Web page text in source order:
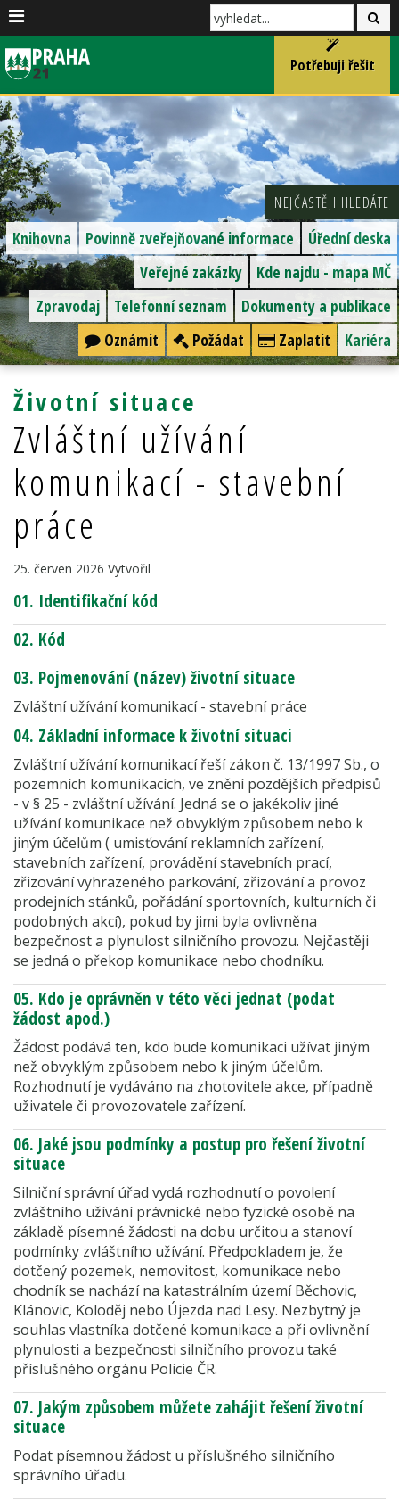
Potřebuji řešit
NEJČASTĚJI HLEDÁTE
Úřední deska
Povinně zveřejňované informace
Knihovna
Kde najdu - mapa MČ
Veřejné zakázky
Dokumenty a publikace
Telefonní seznam
Zpravodaj
Kariéra
Zaplatit
Požádat
Oznámit
Životní situace
Zvláštní užívání
komunikací - stavební
práce
25. červen 2026 Vytvořil
01. Identifikační kód
02. Kód
03. Pojmenování (název) životní situace
Zvláštní užívání komunikací - stavební práce
04. Základní informace k životní situaci
Zvláštní užívání komunikací řeší zákon č. 13/1997 Sb., o
pozemních komunikacích, ve znění pozdějších předpisů
- v § 25 - zvláštní užívání. Jedná se o jakékoliv jiné
užívání komunikace než obvyklým způsobem nebo k
jiným účelům ( umisťování reklamních zařízení,
stavebních zařízení, provádění stavebních prací,
zřizování vyhrazeného parkování, zřizování a provoz
prodejních stánků, pořádání sportovních, kulturních či
podobných akcí), pokud by jimi byla ovlivněna
bezpečnost a plynulost silničního provozu. Nejčastěji
se jedná o překop komunikace nebo chodníku.
05. Kdo je oprávněn v této věci jednat (podat
žádost apod.)
Žádost podává ten, kdo bude komunikaci užívat jiným
než obvyklým způsobem nebo k jiným účelům.
Rozhodnutí je vydáváno na zhotovitele akce, případně
uživatele či provozovatele zařízení.
06. Jaké jsou podmínky a postup pro řešení životní
situace
Silniční správní úřad vydá rozhodnutí o povolení
zvláštního užívání právnické nebo fyzické osobě na
základě písemné žádosti na dobu určitou a stanoví
podmínky zvláštního užívání. Předpokladem je, že
dotčený pozemek, nemovitost, komunikace nebo
chodník se nachází na katastrálním území Běchovic,
Klánovic, Koloděj nebo Újezda nad Lesy. Nezbytný je
souhlas vlastníka dotčené komunikace a při ovlivnění
plynulosti a bezpečnosti silničního provozu také
příslušného orgánu Policie ČR.
07. Jakým způsobem můžete zahájit řešení životní
situace
Podat písemnou žádost u příslušného silničního
správního úřadu.